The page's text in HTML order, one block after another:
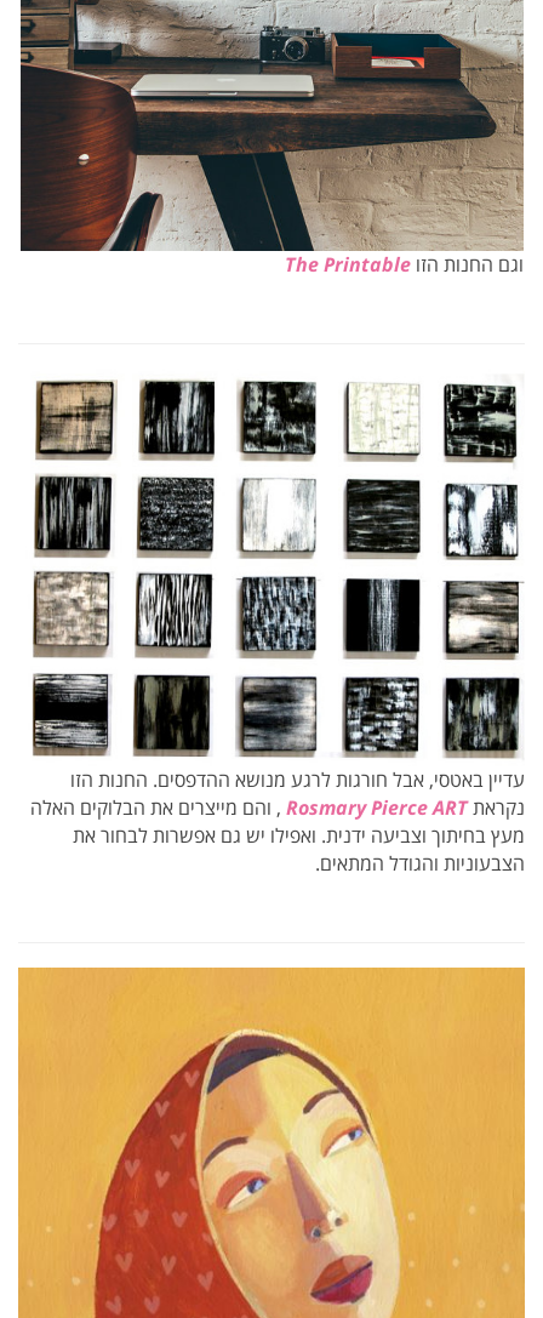
וגם החנות הזוThe Printable
עדיין באטסי, אבל חורגות לרגע מנושא ההדפסים. החנות הזו
נקראתRosmary Pierce ART , והם מייצרים את הבלוקים האלה
מעץ בחיתוך וצביעה ידנית. ואפילו יש גם אפשרות לבחור את
הצבעוניות והגודל המתאים.